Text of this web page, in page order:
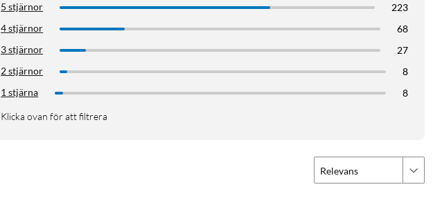
5 stjärnor
223
4 stjärnor
68
3 stjärnor
27
2 stjärnor
8
1 stjärna
8
Klicka ovan för att filtrera
Relevans